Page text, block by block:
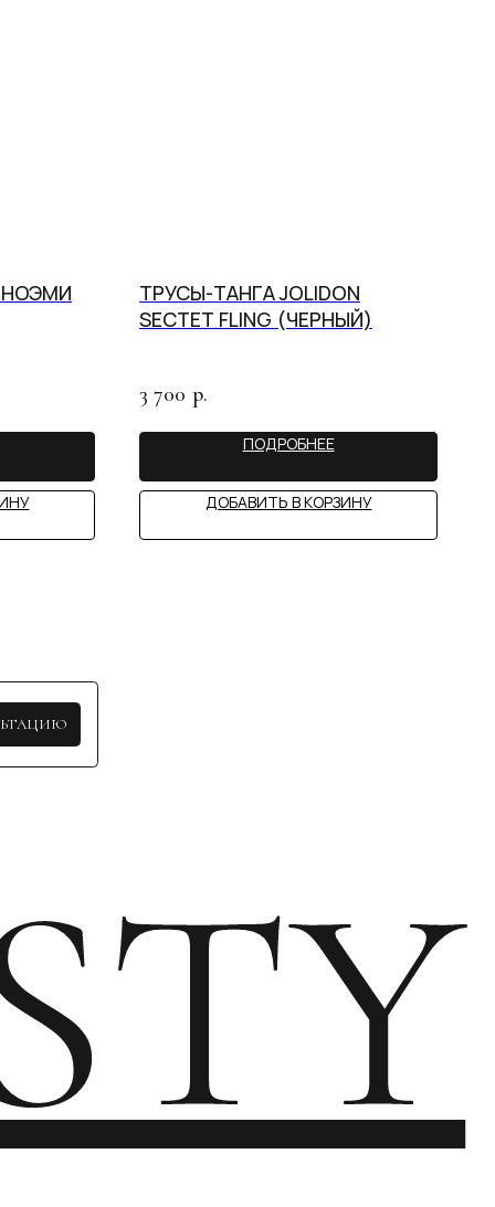
НОЭМИ
ТРУСЫ-ТАНГА JOLIDON
SECTET FLING (ЧЕРНЫЙ)
3 700 р.
ПОДРОБНЕЕ
ДОБАВИТЬ В КОРЗИНУ